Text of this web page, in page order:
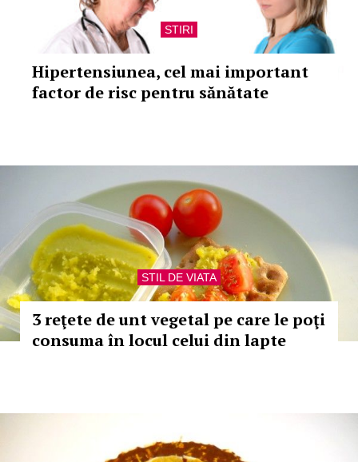
STIRI
Hipertensiunea, cel mai important
factor de risc pentru sănătate
STIL DE VIATA
3 reţete de unt vegetal pe care le poţi
consuma în locul celui din lapte